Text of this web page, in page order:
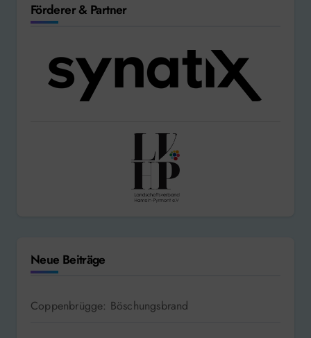
Förderer & Partner
Neue Beiträge
Coppenbrügge: Böschungsbrand